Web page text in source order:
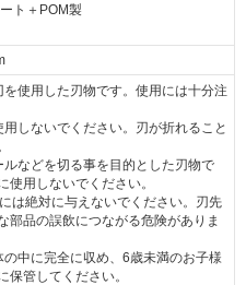
ト＋POM製
使用した刃物です。使用には十分注
しないでください。刃が折れること
ルなどを切る事を目的とした刃物で
使用しないでください。
は絶対に与えないでください。刃先
部品の誤飲につながる危険がありま
中に完全に収め、6歳未満のお子様
保管してください。